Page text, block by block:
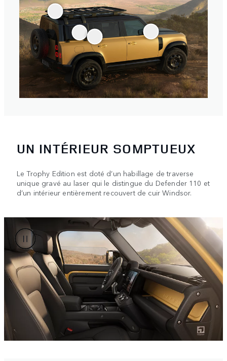
UN INTÉRIEUR SOMPTUEUX
Le Trophy Edition est doté d’un habillage de traverse
unique gravé au laser qui le distingue du Defender 110 et
d’un intérieur entièrement recouvert de cuir Windsor.